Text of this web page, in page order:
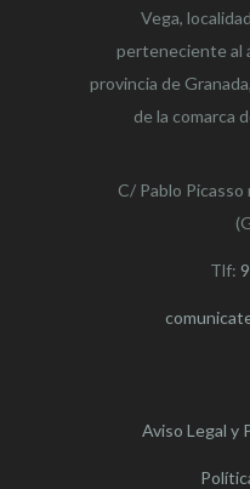
Vega,
perteneciente al
provincia de
de la comarca
C/ Pablo Picasso
Tlf:
Aviso Legal y